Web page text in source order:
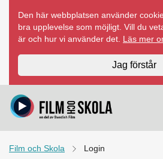
innehåll
Den här webbplatsen använder
bra upplevelse som möjligt. Vill du
är och hur vi använder det. Läs mer
Jag förstår
Film och Skola Login